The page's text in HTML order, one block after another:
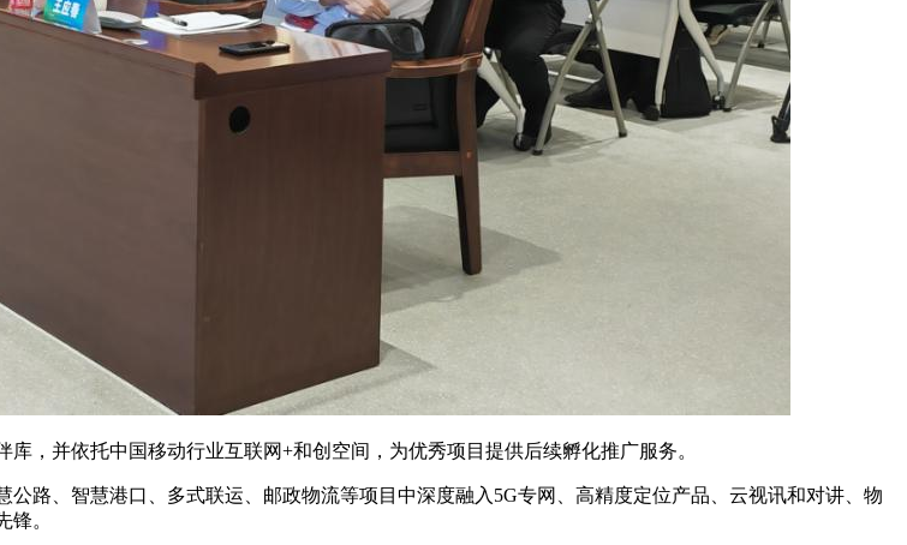
并依托中国移动行业互联网+和创空间，为优秀项目提供后续孵化推广服务。
、智慧港口、多式联运、邮政物流等项目中深度融入5G专网、高精度定位产品、云视讯和对讲、物
。